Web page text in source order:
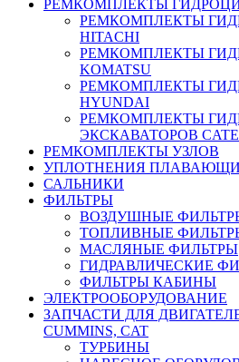
РЕМКОМПЛЕКТЫ
РЕМКОМПЛЕКТЫ
HITACHI
РЕМКОМПЛЕКТЫ
KOMATSU
РЕМКОМПЛЕКТЫ
HYUNDAI
РЕМКОМПЛЕКТЫ
ЭКСКАВАТОРОВ
РЕМКОМПЛЕКТЫ УЗЛОВ
УПЛОТНЕНИЯ
САЛЬНИКИ
ФИЛЬТРЫ
ВОЗДУШНЫЕ
ТОПЛИВНЫЕ
МАСЛЯНЫЕ ФИЛЬТРЫ
ГИДРАВЛИЧЕСКИЕ
ФИЛЬТРЫ КАБИНЫ
ЭЛЕКТРООБОРУДОВАНИЕ
ЗАПЧАСТИ ДЛЯ
CUMMINS, CAT
ТУРБИНЫ